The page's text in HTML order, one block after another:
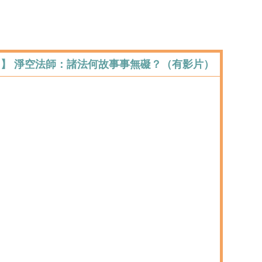
淨空法師：諸法何故事事無礙？（有影片）